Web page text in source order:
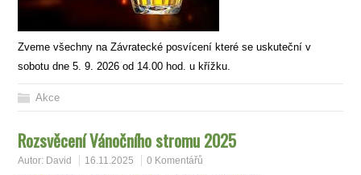
Zveme všechny na Závratecké posvícení které se uskuteční v
sobotu dne 5. 9. 2026 od 14.00 hod. u křížku.
Akce
Rozsvěcení Vánočního stromu 2025
Autor: David 16.11.2025 0 Komentářů